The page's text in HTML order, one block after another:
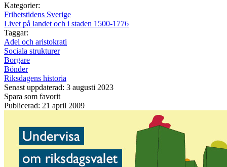
Kategorier:
Frihetstidens Sverige
Livet på landet och i staden 1500-1776
Taggar:
Adel och aristokrati
Sociala strukturer
Borgare
Bönder
Riksdagens historia
Senast uppdaterad: 3 augusti 2023
Spara som favorit
Publicerad: 21 april 2009